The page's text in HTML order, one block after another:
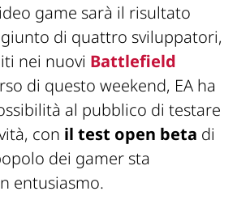
game sarà il risultato
di quattro sviluppatori,
nei nuovi Battlefield
di questo weekend, EA ha
al pubblico di testare
con il test open beta di
dei gamer sta
entusiasmo.